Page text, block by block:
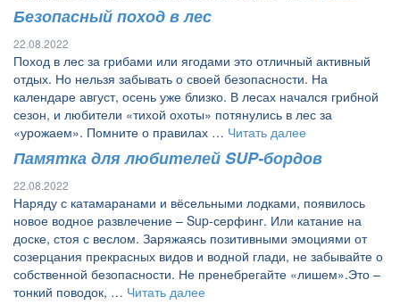
Безопасный поход в лес
22.08.2022
Поход в лес за грибами или ягодами это отличный активный
отдых. Но нельзя забывать о своей безопасности. На
календаре август, осень уже близко. В лесах начался грибной
сезон, и любители «тихой охоты» потянулись в лес за
«урожаем». Помните о правилах … Читать далее
Памятка для любителей SUP-бордов
22.08.2022
Наряду с катамаранами и вёсельными лодками, появилось
новое водное развлечение – Sup-серфинг. Или катание на
доске, стоя с веслом. Заряжаясь позитивными эмоциями от
созерцания прекрасных видов и водной глади, не забывайте о
собственной безопасности. Не пренебрегайте «лишем».Это –
тонкий поводок, … Читать далее